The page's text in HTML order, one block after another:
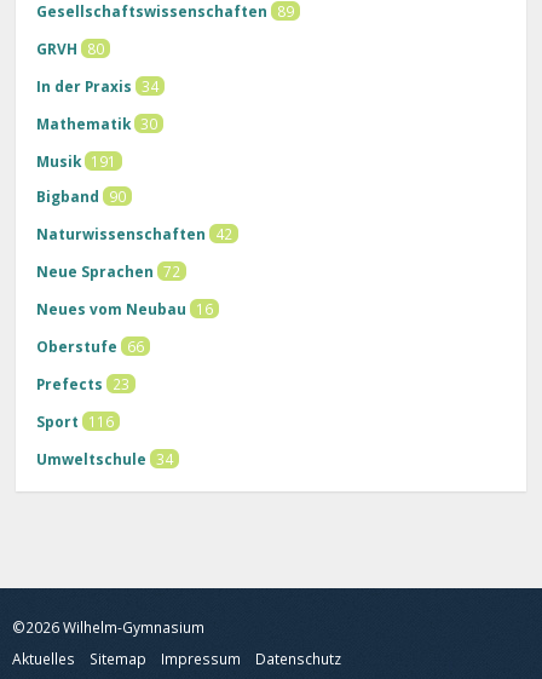
Gesellschaftswissenschaften
89
GRVH
80
In der Praxis 34
Mathematik 30
Musik 191
Bigband
90
Naturwissenschaften
42
Neue Sprachen 72
Neues vom Neubau
16
Oberstufe
66
Prefects
23
Sport
116
Umweltschule 34